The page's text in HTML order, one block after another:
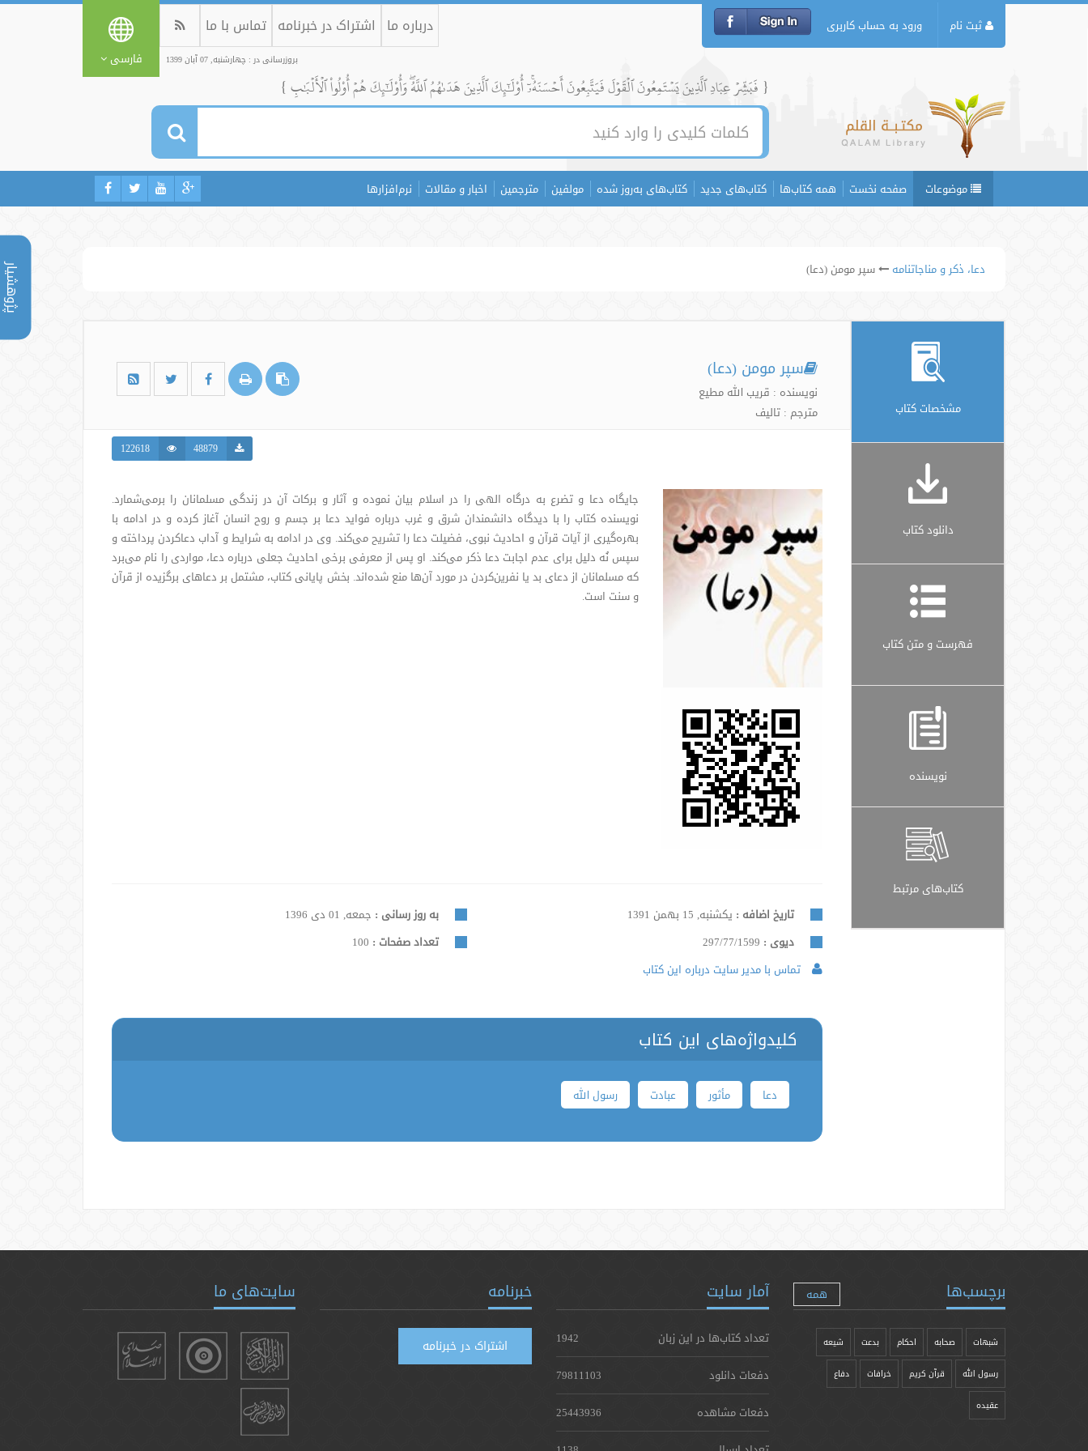
پژوهشیار
ثبت نام ورود به حساب کاربری درباره ما اشتراک در خبرنامه تماس با ما
بروزرسانی در : چهارشنبه, 07 آبان 1399 فارسی
{ فَبَشِّرۡ عِبَادِ ٱلَّذِينَ يَسۡتَمِعُونَ ٱلۡقَوۡلَ فَيَتَّبِعُونَ أَحۡسَنَهُۥٓۚ أُوْلَٰٓئِكَ ٱلَّذِينَ هَدَىٰهُمُ ٱللَّهُۖ وَأُوْلَٰٓئِكَ هُمۡ أُوْلُواْ ٱلۡأَلۡبَٰبِ }
موضوعات صفحه نخست همه کتاب‌ها کتاب‌های جدید کتاب‌های به‌روز شده مولفین مترجمین اخبار و مقالات نرم‌افزارها
دعا، ذکر و مناجاتنامه سپر مومن (دعا)
مشخصات کتاب
دانلود کتاب
فهرست و متن کتاب
نویسنده
کتاب‌های مرتبط
سپر مومن (دعا)
نویسنده : قریب الله مطیع
مترجم : تالیف
48879
122618
جایگاه دعا و تضرع به درگاه الهی را در اسلام بیان نموده و آثار و برکات آن در زندگی مسلمانان را برمی‌شمارد.
نویسنده کتاب را با دیدگاه دانشمندان شرق و غرب درباره فواید دعا بر جسم و روح انسان آغاز کرده و در ادامه با
بهره‌گیری از آیات قرآن و احادیث نبوی، فضیلت دعا را تشریح می‌کند. وی در ادامه به شرایط و آداب دعاکردن پرداخته و
سپس نُه دلیل برای عدم اجابت دعا ذکر می‌کند. او پس از معرفی برخی احادیث جعلی درباره دعا، مواردی را نام می‌برد
که مسلمانان از دعای بد یا نفرین‌کردن در مورد آن‌ها منع شده‌اند. بخش پایانی کتاب، مشتمل بر دعاهای برگزیده از قرآن
و سنت است.
تاریخ اضافه : یکشنبه, 15 بهمن 1391 به روز رسانی : جمعه, 01 دی 1396
دیوی : 297/77/1599 تعداد صفحات :
تماس با مدیر سایت درباره این کتاب
کلیدواژه‌های این کتاب
دعا مأثور عبادت رسول الله
برچسب‌ها همه
شبهات صحابه احکام بدعت شیعه
رسول الله قرآن کریم خرافات دفاع
عقیده
آمار سایت
تعداد کتاب‌ها در این زبان
1942
دفعات دانلود
79811103
دفعات مشاهده
25443936
خبرنامه
اشتراک در خبرنامه
سایت‌های ما